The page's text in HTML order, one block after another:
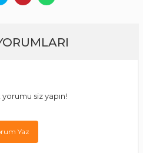
siz yapın!
Yaz